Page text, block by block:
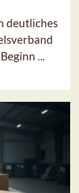
deutliches
...